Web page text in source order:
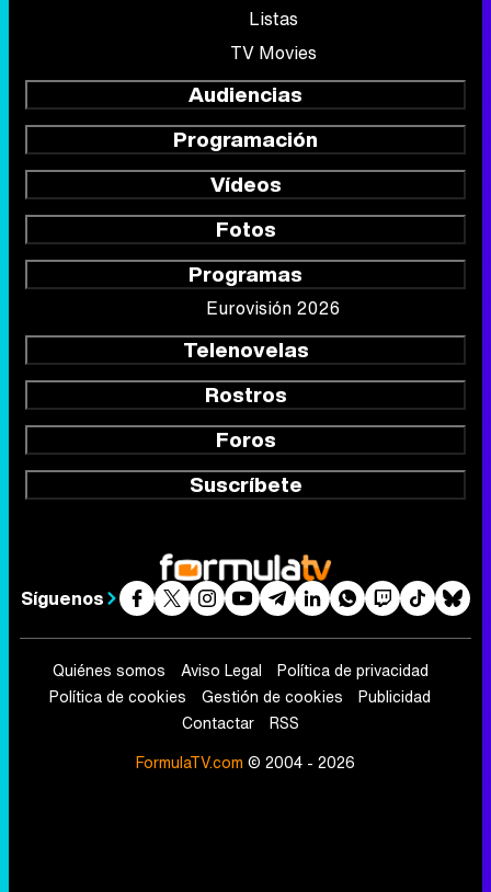
Listas
TV Movies
Audiencias
Programación
Vídeos
Fotos
Programas
Eurovisión 2026
Telenovelas
Rostros
Foros
Suscríbete
Síguenos
Quiénes somos Aviso Legal
Política de privacidad
Política de cookies
Gestión de cookies
Publicidad
Contactar
RSS
FormulaTV.com © 2004 - 2026